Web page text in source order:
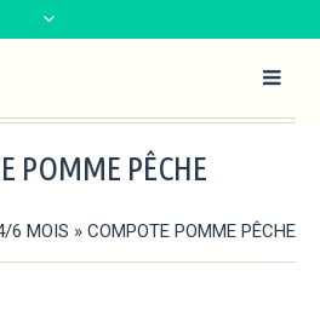
POMME PÊCHE
6 MOIS » COMPOTE POMME PÊCHE